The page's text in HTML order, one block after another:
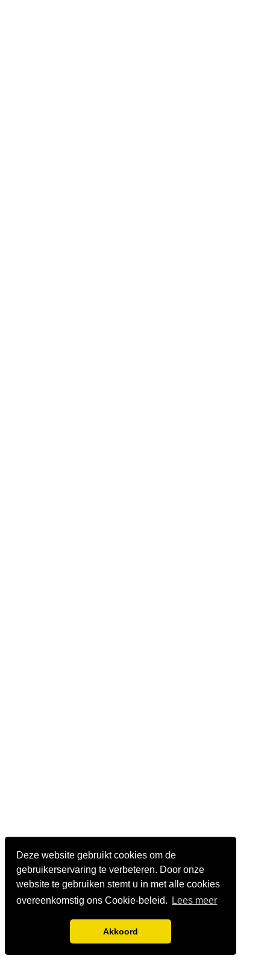
Deze website gebruikt cookies om de
gebruikerservaring te verbeteren. Door onze
website te gebruiken stemt u in met alle cookies
overeenkomstig ons Cookie-beleid.
Lees meer
Akkoord